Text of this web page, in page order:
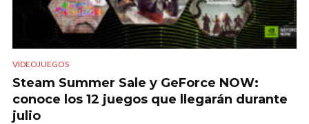
VIDEOJUEGOS
Steam Summer Sale y GeForce NOW:
conoce los 12 juegos que llegarán durante
julio